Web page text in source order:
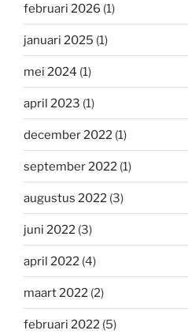
februari 2026 (1)
januari 2025 (1)
mei 2024 (1)
april 2023 (1)
december 2022 (1)
september 2022 (1)
augustus 2022 (3)
juni 2022 (3)
april 2022 (4)
maart 2022 (2)
februari 2022 (5)